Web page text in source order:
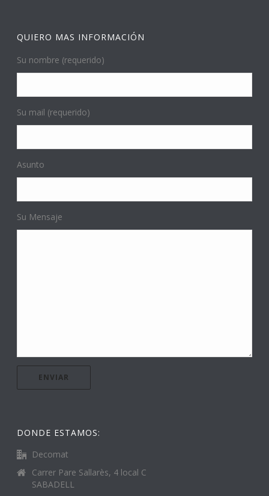
QUIERO MAS INFORMACIÓN
Su nombre (requerido)
Su mail (requerido)
Asunto
Su Mensaje
DONDE ESTAMOS:
Decomat
Carrer Pare Sallarès, 4 local C
SABADELL